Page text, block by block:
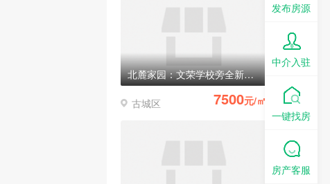
北麓家园：文荣学校旁全新电梯房，均价7500元/㎡
古城区 7500元/㎡
发布房源
中介入驻
一键找房
房产客服